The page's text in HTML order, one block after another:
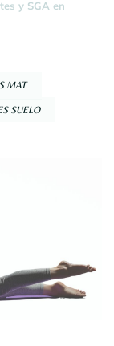
y SGA en
MAT
SUELO